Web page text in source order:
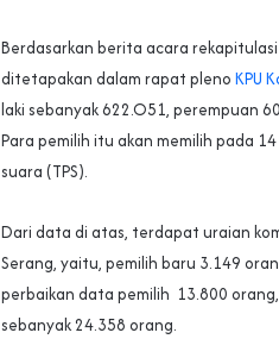
Berdasarkan berita acara
ditetapakan dalam rapat pleno KPU
laki sebanyak 622.O51, perempuan
Para pemilih itu akan memilih pada
suara (TPS).
Dari data di atas, terdapat uraian
Serang, yaitu, pemilih baru 3.149
perbaikan data pemilih 13.800
sebanyak 24.358 orang.